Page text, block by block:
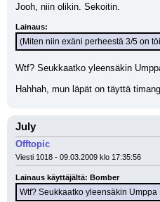
Jooh, niin olikin. Sekoitin.
Lainaus:
(Miten niin exäni perheestä 3/5 on
Wtf? Seukkaatko yleensäkin
Hahhah, mun läpät on täyttä
July
Offtopic
Viesti 1018 - 09.03.2009 klo 17:35:56
Lainaus käyttäjältä: Bomber
Wtf? Seukkaatko yleensäkin